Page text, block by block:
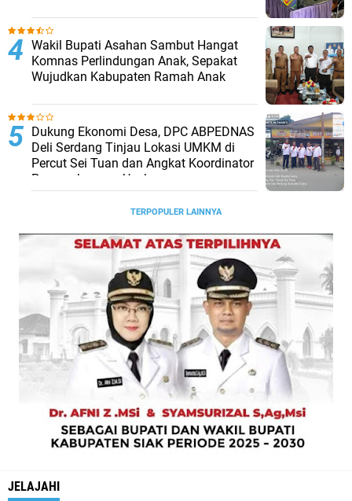
Wakil Bupati Asahan Sambut Hangat
Komnas Perlindungan Anak, Sepakat
Wujudkan Kabupaten Ramah Anak
Dukung Ekonomi Desa, DPC ABPEDNAS
Deli Serdang Tinjau Lokasi UMKM di
Percut Sei Tuan dan Angkat Koordinator
Pengembangan Usaha
TERPOPULER LAINNYA
JELAJAHI